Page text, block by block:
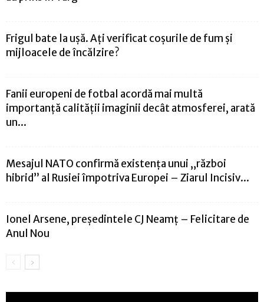
Frigul bate la ușă. Ați verificat coșurile de fum și
mijloacele de încălzire?
Fanii europeni de fotbal acordă mai multă
importanță calității imaginii decât atmosferei, arată
un...
Mesajul NATO confirmă existența unui „război
hibrid” al Rusiei împotriva Europei – Ziarul Incisiv...
Ionel Arsene, președintele CJ Neamț – Felicitare de
Anul Nou